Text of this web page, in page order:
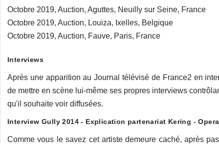
Octobre 2019, Auction, Aguttes, Neuilly sur Seine, France
Octobre 2019, Auction, Louiza, Ixelles, Belgique
Octobre 2019, Auction, Fauve, Paris, France
Interviews
Après une apparition au Journal télévisé de France2 en
de mettre en scène lui-même ses propres interviews
qu'il souhaite voir diffusées.
Interview Gully 2014 - Explication partenariat Kering -
Comme vous le savez cet artiste demeure caché, après